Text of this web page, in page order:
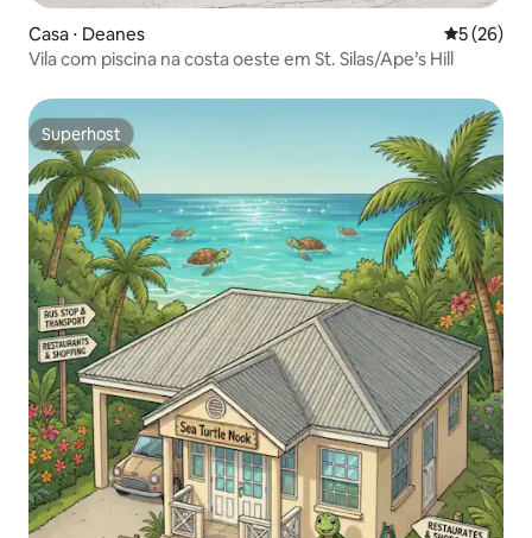
Casa ⋅ Deanes 5 de uma
5 (26)
Vila com piscina na costa oeste em St. Silas/Ape’s Hill
Superhost
Superhost